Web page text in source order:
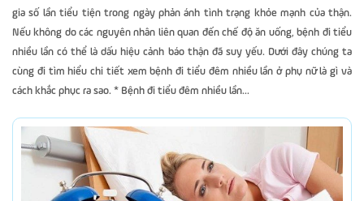
gia số lần tiểu tiện trong ngày phản ánh tình trạng khỏe mạnh của thận.
Nếu không do các nguyên nhân liên quan đến chế độ ăn uống, bệnh đi tiểu
nhiều lần có thể là dấu hiệu cảnh báo thận đã suy yếu. Dưới đây chúng ta
cùng đi tìm hiểu chi tiết xem bệnh đi tiểu đêm nhiều lần ở phụ nữ là gì và
cách khắc phục ra sao. * Bệnh đi tiểu đêm nhiều lần...